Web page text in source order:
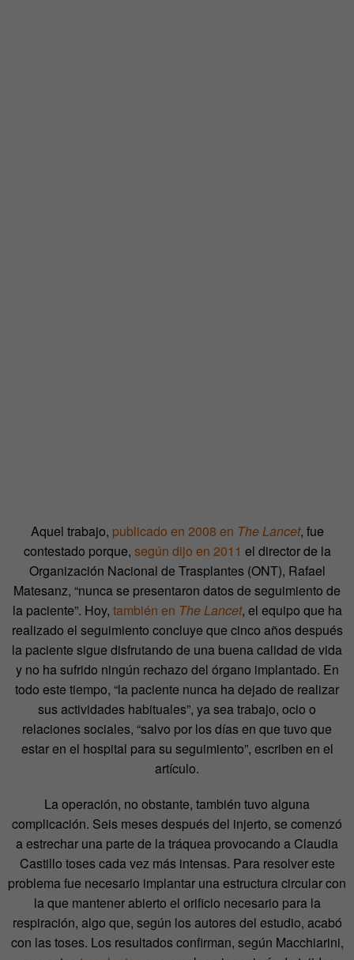
Aquel trabajo, publicado en 2008 en The Lancet, fue
contestado porque, según dijo en 2011 el director de la
Organización Nacional de Trasplantes (ONT), Rafael
Matesanz, “nunca se presentaron datos de seguimiento de
la paciente”. Hoy, también en The Lancet, el equipo que ha
realizado el seguimiento concluye que cinco años después
la paciente sigue disfrutando de una buena calidad de vida
y no ha sufrido ningún rechazo del órgano implantado. En
todo este tiempo, “la paciente nunca ha dejado de realizar
sus actividades habituales”, ya sea trabajo, ocio o
relaciones sociales, “salvo por los días en que tuvo que
estar en el hospital para su seguimiento”, escriben en el
artículo.
La operación, no obstante, también tuvo alguna
complicación. Seis meses después del injerto, se comenzó
a estrechar una parte de la tráquea provocando a Claudia
Castillo toses cada vez más intensas. Para resolver este
problema fue necesario implantar una estructura circular con
la que mantener abierto el orificio necesario para la
respiración, algo que, según los autores del estudio, acabó
con las toses. Los resultados confirman, según Macchiarini,